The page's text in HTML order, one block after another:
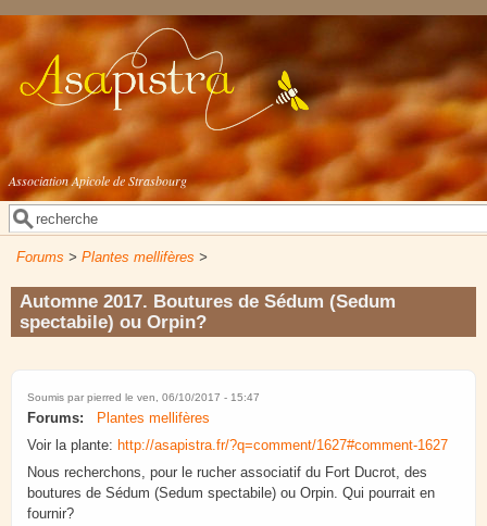
Aller au contenu principal
Association Apicole de Strasbourg
Formulaire de recherche
Rechercher
Forums > Plantes mellifères >
Automne 2017. Boutures de Sédum (Sedum
spectabile) ou Orpin?
Soumis par pierred le ven, 06/10/2017 - 15:47
Forums:
Plantes mellifères
Voir la plante: http://asapistra.fr/?q=comment/1627#comment-1627
Nous recherchons, pour le rucher associatif du Fort Ducrot, des
boutures de Sédum (Sedum spectabile) ou Orpin. Qui pourrait en
fournir?